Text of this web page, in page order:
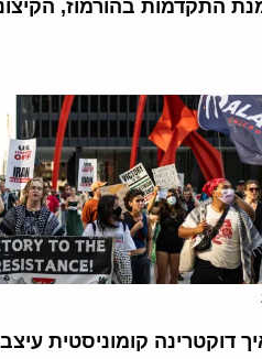
התקדמות בהורמוז,
דוקטרינה קומוניסטית